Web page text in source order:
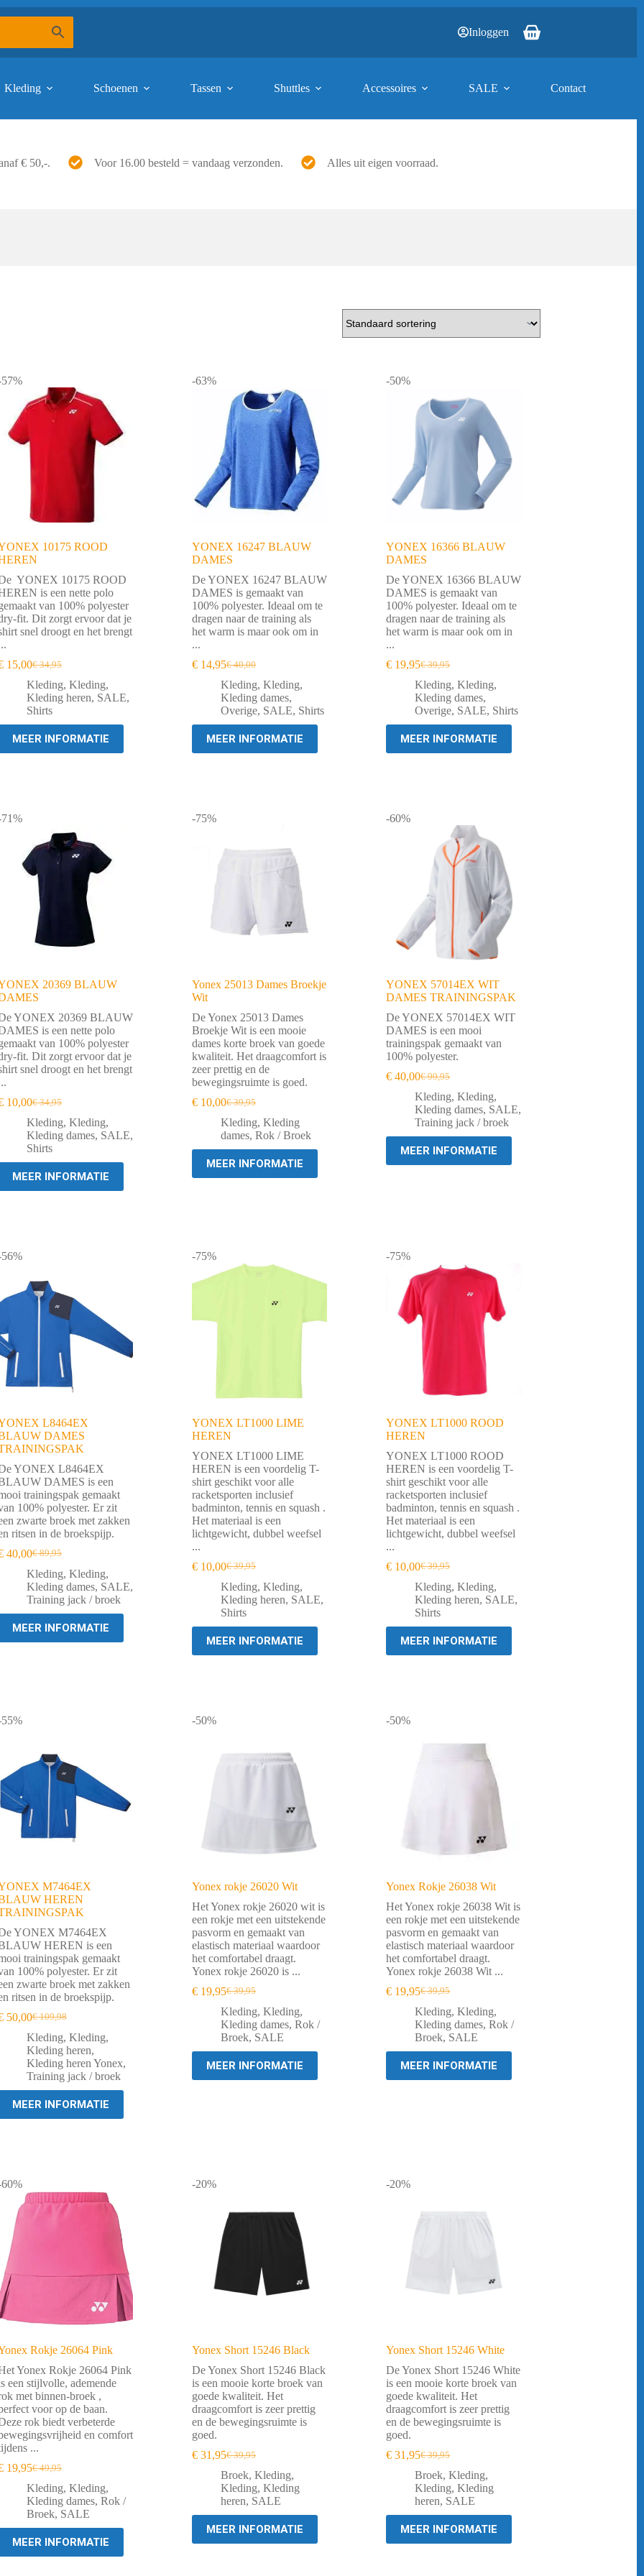
Inloggen Winkelwagen
Kleding Schoenen Tassen Shuttles Accessoires SALE Contact
€ 50,-. Voor 16.00 besteld = vandaag verzonden. Alles uit eigen voorraad.
10175 ROOD
YONEX 10175 ROOD
is een nette polo
van 100% polyester
fit. Dit zorgt ervoor dat je
snel droogt en het brengt
€34,95
Oorspronkelijke
prijs
was:
€ 34,95.
15,00Huidige
prijs
is:
€ 15,00.
Kleding, Kleding,
Kleding heren, SALE,
Shirts
MEER INFORMATIE
-63%
YONEX 16247 BLAUW
DAMES
De YONEX 16247 BLAUW
DAMES is gemaakt van
100% polyester. Ideaal om te
dragen naar de training als
het warm is maar ook om in
...
€40,00
Oorspronkelijke
prijs
was:
€ 40,00.
€ 14,95Huidige
prijs
is:
€ 14,95.
Kleding,Kleding,
Kleding dames,
Overige, SALE, Shirts
MEER INFORMATIE
-50%
YONEX 16366 BLAUW
DAMES
De YONEX 16366 BLAUW
DAMES is gemaakt van
100% polyester. Ideaal om te
dragen naar de training als
het warm is maar ook om in
...
€39,95
Oorspronkelijke
prijs
was:
€ 39,95.
€ 19,95Huidige
prijs
is:
€ 19,95.
Kleding,Kleding,
Kleding dames,
Overige, SALE, Shirts
MEER INFORMATIE
20369 BLAUW
YONEX 20369 BLAUW
is een nette polo
van 100% polyester
fit. Dit zorgt ervoor dat je
snel droogt en het brengt
€34,95
Oorspronkelijke
prijs
was:
€ 34,95.
10,00Huidige
prijs
is:
€ 10,00.
Kleding, Kleding,
Kleding dames, SALE,
Shirts
MEER INFORMATIE
-75%
Yonex 25013 Dames Broekje
Wit
De Yonex 25013 Dames
Broekje Wit is een mooie
dames korte broek van goede
kwaliteit. Het draagcomfort is
zeer prettig en de
bewegingsruimte is goed.
€39,95
Oorspronkelijke
prijs
was:
€ 39,95.
€ 10,00Huidige
prijs
is:
€ 10,00.
Kleding,Kleding
dames,Rok / Broek
MEER INFORMATIE
-60%
YONEX 57014EX WIT
DAMES TRAININGSPAK
De YONEX 57014EX WIT
DAMES is een mooi
trainingspak gemaakt van
100% polyester.
€99,95
Oorspronkelijke
prijs
was:
€ 99,95.
€ 40,00Huidige
prijs
is:
€ 40,00.
Kleding,Kleding,
Kleding dames, SALE,
Training jack / broek
MEER INFORMATIE
L8464EX
DAMES
YONEX L8464EX
DAMES is een
trainingspak gemaakt
100% polyester. Er zit
zwarte broek met zakken
ritsen in de broekspijp.
€89,95
Oorspronkelijke
prijs
was:
€ 89,95.
40,00Huidige
prijs
is:
€ 40,00.
Kleding, Kleding,
Kleding dames, SALE,
Training jack / broek
MEER INFORMATIE
-75%
YONEX LT1000 LIME
HEREN
YONEX LT1000 LIME
HEREN is een voordelig T-
shirt geschikt voor alle
racketsporten inclusief
badminton, tennis en squash .
Het materiaal is een
lichtgewicht, dubbel weefsel
...
€39,95
Oorspronkelijke
prijs
was:
€ 39,95.
€ 10,00Huidige
prijs
is:
€ 10,00.
Kleding,Kleding,
Kleding heren, SALE,
Shirts
MEER INFORMATIE
-75%
YONEX LT1000 ROOD
HEREN
YONEX LT1000 ROOD
HEREN is een voordelig T-
shirt geschikt voor alle
racketsporten inclusief
badminton, tennis en squash .
Het materiaal is een
lichtgewicht, dubbel weefsel
...
€39,95
Oorspronkelijke
prijs
was:
€ 39,95.
€ 10,00Huidige
prijs
is:
€ 10,00.
Kleding,Kleding,
Kleding heren, SALE,
Shirts
MEER INFORMATIE
M7464EX
HEREN
YONEX M7464EX
HEREN is een
trainingspak gemaakt
100% polyester. Er zit
zwarte broek met zakken
ritsen in de broekspijp.
€109,98
Oorspronkelijke
prijs
was:
€ 109,98.
50,00Huidige
prijs
is:
€ 50,00.
Kleding, Kleding,
Kleding heren,
Kleding heren Yonex,
Training jack / broek
MEER INFORMATIE
-50%
Yonex rokje 26020 Wit
Het Yonex rokje 26020 wit is
een rokje met een uitstekende
pasvorm en gemaakt van
elastisch materiaal waardoor
het comfortabel draagt.
Yonex rokje 26020 is ...
€39,95
Oorspronkelijke
prijs
was:
€ 39,95.
€ 19,95Huidige
prijs
is:
€ 19,95.
Kleding,Kleding,
Kleding dames,Rok /
Broek, SALE
MEER INFORMATIE
-50%
Yonex Rokje 26038 Wit
Het Yonex rokje 26038 Wit is
een rokje met een uitstekende
pasvorm en gemaakt van
elastisch materiaal waardoor
het comfortabel draagt.
Yonex rokje 26038 Wit ...
€39,95
Oorspronkelijke
prijs
was:
€ 39,95.
€ 19,95Huidige
prijs
is:
€ 19,95.
Kleding,Kleding,
Kleding dames,Rok /
Broek, SALE
MEER INFORMATIE
Rokje 26064 Pink
Yonex Rokje 26064 Pink
een stijlvolle, ademende
met binnen-broek ,
voor op de baan.
rok biedt verbeterde
en comfort
...
€49,95
Oorspronkelijke
prijs
was:
€ 49,95.
19,95Huidige
prijs
is:
€ 19,95.
Kleding, Kleding,
Kleding dames, Rok /
Broek, SALE
MEER INFORMATIE
-20%
Yonex Short 15246 Black
De Yonex Short 15246 Black
is een mooie korte broek van
goede kwaliteit. Het
draagcomfort is zeer prettig
en de bewegingsruimte is
goed.
€39,95
Oorspronkelijke
prijs
was:
€ 39,95.
€ 31,95Huidige
prijs
is:
€ 31,95.
Broek,Kleding,
Kleding,Kleding
heren, SALE
MEER INFORMATIE
-20%
Yonex Short 15246 White
De Yonex Short 15246 White
is een mooie korte broek van
goede kwaliteit. Het
draagcomfort is zeer prettig
en de bewegingsruimte is
goed.
€39,95
Oorspronkelijke
prijs
was:
€ 39,95.
€ 31,95Huidige
prijs
is:
€ 31,95.
Broek,Kleding,
Kleding,Kleding
heren, SALE
MEER INFORMATIE